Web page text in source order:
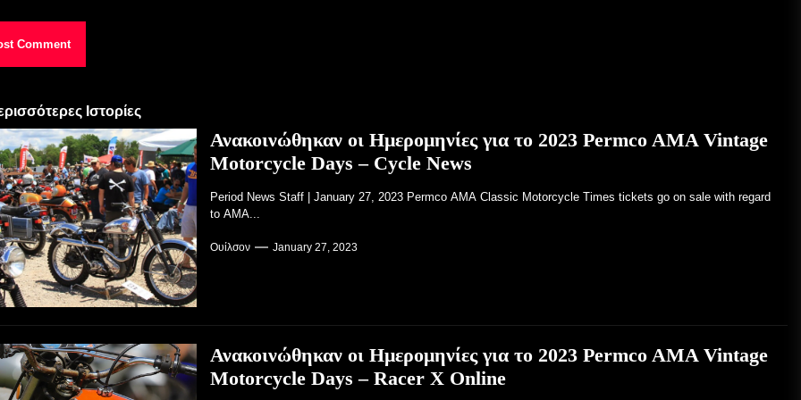
Ιστορίες
Ανακοινώθηκαν οι Ημερομηνίες για το 2023 Permco AMA Vintage
Motorcycle Days – Cycle News
Period News Staff | January 27, 2023 Permco AMA Classic Motorcycle Times tickets go on sale with regard
to AMA...
Ουίλσον January 27, 2023
Ανακοινώθηκαν οι Ημερομηνίες για το 2023 Permco AMA Vintage
Motorcycle Days – Racer X Online